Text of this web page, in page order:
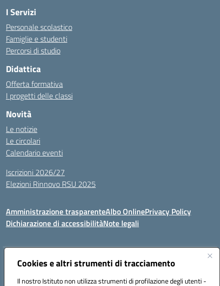
Cookies e altri strumenti di tracciamento
Il nostro Istituto non utilizza strumenti di profilazione degli utenti -
I Servizi
Personale scolastico
Famiglie e studenti
Percorsi di studio
Didattica
Offerta formativa
I progetti delle classi
Novità
Le notizie
Le circolari
Calendario eventi
Iscrizioni 2026/27
Elezioni Rinnovo RSU 2025
Amministrazione trasparenteAlbo OnlinePrivacy Policy
Dichiarazione di accessibilitàNote legali
Indirizzo:Via Cadore 1, 60124 Ancona
Posta elettronica certificata (PEC):anic81100g@pec.istruzione.it